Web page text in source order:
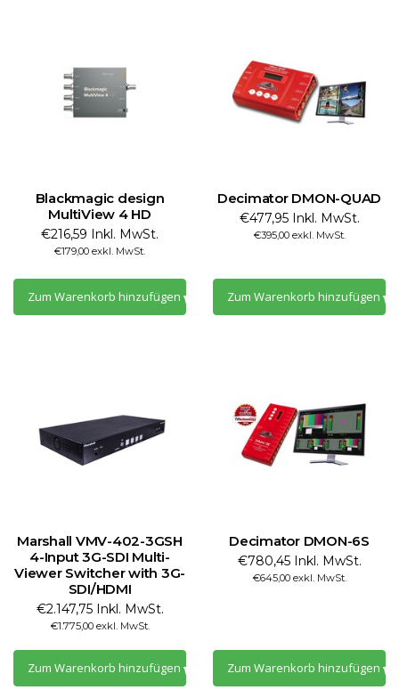
Blackmagic design
MultiView 4 HD
€216,59 Inkl. MwSt.
€179,00 exkl. MwSt.
Zum Warenkorb hinzufügen
Decimator DMON-QUAD
€477,95 Inkl. MwSt.
€395,00 exkl. MwSt.
Zum Warenkorb hinzufügen
Marshall VMV-402-3GSH
4-Input 3G-SDI Multi-
Viewer Switcher with 3G-
SDI/HDMI
€2.147,75 Inkl. MwSt.
€1.775,00 exkl. MwSt.
Zum Warenkorb hinzufügen
Decimator DMON-6S
€780,45 Inkl. MwSt.
€645,00 exkl. MwSt.
Zum Warenkorb hinzufügen